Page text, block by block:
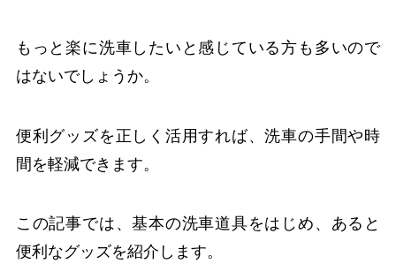
もっと楽に洗車したいと感じている方も多いので
はないでしょうか。
便利グッズを正しく活用すれば、洗車の手間や時
間を軽減できます。
この記事では、基本の洗車道具をはじめ、あると
便利なグッズを紹介します。